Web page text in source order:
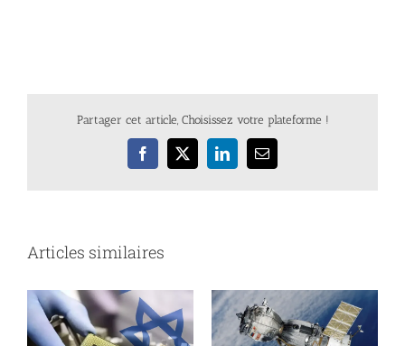
Partager cet article, Choisissez votre plateforme !
Facebook
X LinkedInEmail
Articles similaires